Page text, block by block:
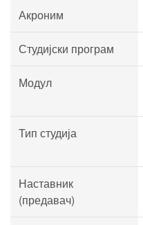
Акроним
Студијски програм
Модул
Тип студија
Наставник
(предавач)